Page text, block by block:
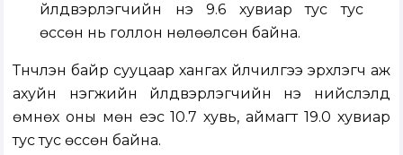
үйлдвэрлэгчийн үнэ 9.6 хувиар тус тус
өссөн нь голлон нөлөөлсөн байна.
Түүнчлэн байр сууцаар хангах үйлчилгээ эрхлэгч аж
ахуйн нэгжийн үйлдвэрлэгчийн үнэ нийслэлд
өмнөх оны мөн үеэс 10.7 хувь, аймагт 19.0 хувиар
тус тус өссөн байна.